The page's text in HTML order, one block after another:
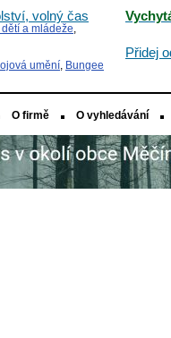
volný čas
dětí a mládeže,
umění, Bungee
Přidej
O firmě O vyhledávání